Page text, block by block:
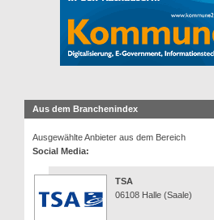
Aus dem Branchenindex
Ausgewählte Anbieter aus dem Bereich
Social Media:
TSA
06108 Halle (Saale)